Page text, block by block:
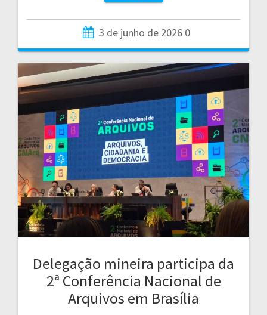
3 de junho de 2026 0
Delegação mineira participa da
2ª Conferência Nacional de
Arquivos em Brasília